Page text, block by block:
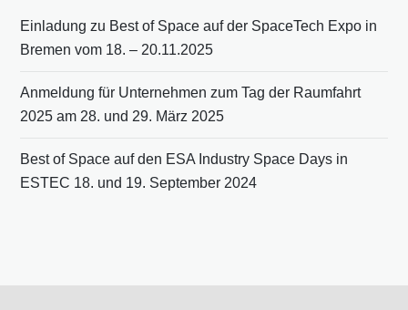
Einladung zu Best of Space auf der SpaceTech Expo in
Bremen vom 18. – 20.11.2025
Anmeldung für Unternehmen zum Tag der Raumfahrt
2025 am 28. und 29. März 2025
Best of Space auf den ESA Industry Space Days in
ESTEC 18. und 19. September 2024